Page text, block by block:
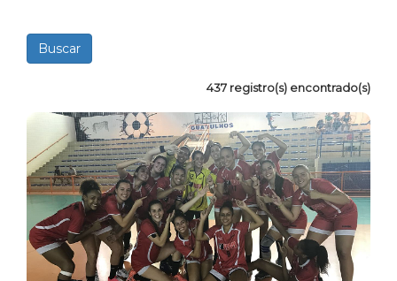
437 registro(s) encontrado(s)